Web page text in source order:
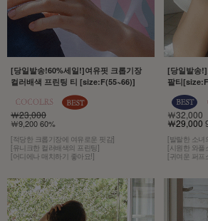
[당일발송!60%세일!]여유핏 크롭기장
컬러배색 프린팅 티 [size:F(55~66)]
￦23,000
￦9,200 60%
[적당한 크롭기장에 여유로운 핏감]
[유니크한 컬러배색의 프린팅]
[어디에나 매치하기 좋아요!]
[당일발송
팔티
￦32,000
￦29,000
[발랄한 소녀
[시원한 와플
[귀여운 퍼프